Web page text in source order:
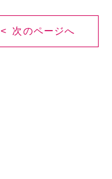
< 次のページへ